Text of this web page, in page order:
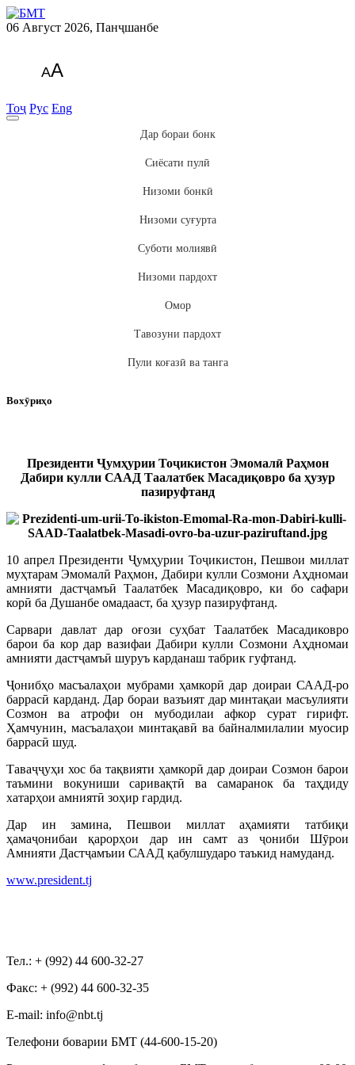
06 Август 2026, Панҷшанбе
AA
Тоҷ Рус Eng
Дар бораи бонк
Сиёсати пулӣ
Низоми бонкӣ
Низоми суғурта
Суботи молиявӣ
Низоми пардохт
Омор
Тавозуни пардохт
Пули коғазӣ ва танга
Вохӯриҳо
Президенти Ҷумҳурии Тоҷикистон Эмомалӣ Раҳмон
Дабири кулли СААД Таалатбек Масадиқовро ба ҳузур
пазируфтанд
10 апрел Президенти Ҷумҳурии Тоҷикистон, Пешвои миллат
муҳтарам Эмомалӣ Раҳмон, Дабири кулли Созмони Аҳдномаи
амнияти дастҷамъӣ Таалатбек Масадиқовро, ки бо сафари
корӣ ба Душанбе омадааст, ба ҳузур пазируфтанд.
Сарвари давлат дар оғози суҳбат Таалатбек Масадиковро
барои ба кор дар вазифаи Дабири кулли Созмони Аҳдномаи
амнияти дастҷамъӣ шуруъ карданаш табрик гуфтанд.
Ҷонибҳо масъалаҳои мубрами ҳамкорӣ дар доираи СААД-ро
баррасӣ карданд. Дар бораи вазъият дар минтақаи масъулияти
Созмон ва атрофи он мубодилаи афкор сурат гирифт.
Ҳамчунин, масъалаҳои минтақавӣ ва байналмилалии муосир
баррасӣ шуд.
Таваҷҷуҳи хос ба тақвияти ҳамкорӣ дар доираи Созмон барои
таъмини вокуниши саривақтӣ ва самаранок ба таҳдиду
хатарҳои амниятӣ зоҳир гардид.
Дар ин замина, Пешвои миллат аҳамияти татбиқи
ҳамаҷонибаи қарорҳои дар ин самт аз ҷониби Шӯрои
Амнияти Дастҷамъии СААД қабулшударо таъкид намуданд.
www.president.tj
Тел.: + (992) 44 600-32-27
Факс: + (992) 44 600-32-35
Е-mail: info@nbt.tj
Телефони боварии БМТ (44-600-15-20)